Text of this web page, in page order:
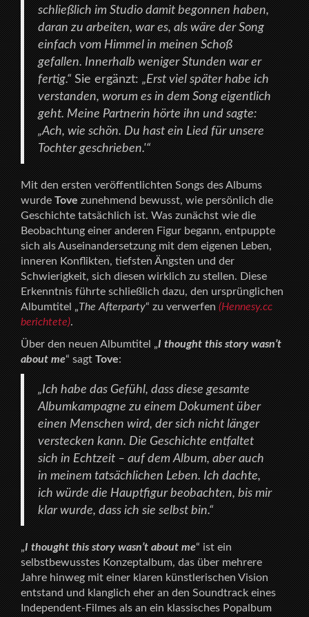
schließlich im Studio damit begonnen haben,
daran zu arbeiten, war es, als wäre der Song
einfach vom Himmel in meinen Schoß
gefallen. Innerhalb weniger Stunden war er
fertig.“Sie ergänzt:„Erst viel später habe ich
verstanden, worum es in dem Song eigentlich
geht. Meine Partnerin hörte ihn und sagte:
„Ach, wie schön. Du hast ein Lied für unsere
Tochter geschrieben.'“
Mit den ersten veröffentlichten Songs des Albums
wurdeTovezunehmend bewusst, wie persönlich die
Geschichte tatsächlich ist. Was zunächst wie die
Beobachtung einer anderen Figur begann, entpuppte
sich als Auseinandersetzung mit dem eigenen Leben,
inneren Konflikten, tiefsten Ängsten und der
Schwierigkeit, sich diesen wirklich zu stellen. Diese
Erkenntnis führte schließlich dazu, den ursprünglichen
Albumtitel „The Afterparty“ zu verwerfen(Hennesy.cc
berichtete).
Über den neuen Albumtitel „I thought this story wasn’t
about me“ sagtTove:
„Ich habe das Gefühl, dass diese gesamte
Albumkampagne zu einem Dokument über
einen Menschen wird, der sich nicht länger
verstecken kann. Die Geschichte entfaltet
sich in Echtzeit – auf dem Album, aber auch
in meinem tatsächlichen Leben. Ich dachte,
ich würde die Hauptfigur beobachten, bis mir
klar wurde, dass ich sie selbst bin.“
„I thought this story wasn’t about me“ ist ein
selbstbewusstes Konzeptalbum, das über mehrere
Jahre hinweg mit einer klaren künstlerischen Vision
entstand und klanglich eher an den Soundtrack eines
Independent-Filmes als an ein klassisches Popalbum